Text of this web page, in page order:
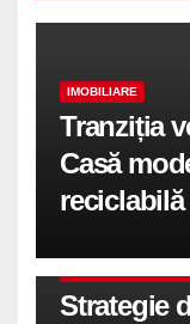
IMOBILIARE
Tranziția
Casă
reciclabilă
Strategie